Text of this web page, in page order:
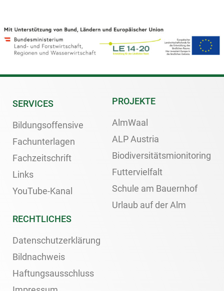
SERVICES
Bildungsoffensive
Fachunterlagen
Fachzeitschrift
Links
YouTube-Kanal
PROJEKTE
AlmWaal
ALP Austria
Biodiversitätsmionitoring
Futtervielfalt
Schule am Bauernhof
Urlaub auf der Alm
RECHTLICHES
Datenschutzerklärung
Bildnachweis
Haftungsausschluss